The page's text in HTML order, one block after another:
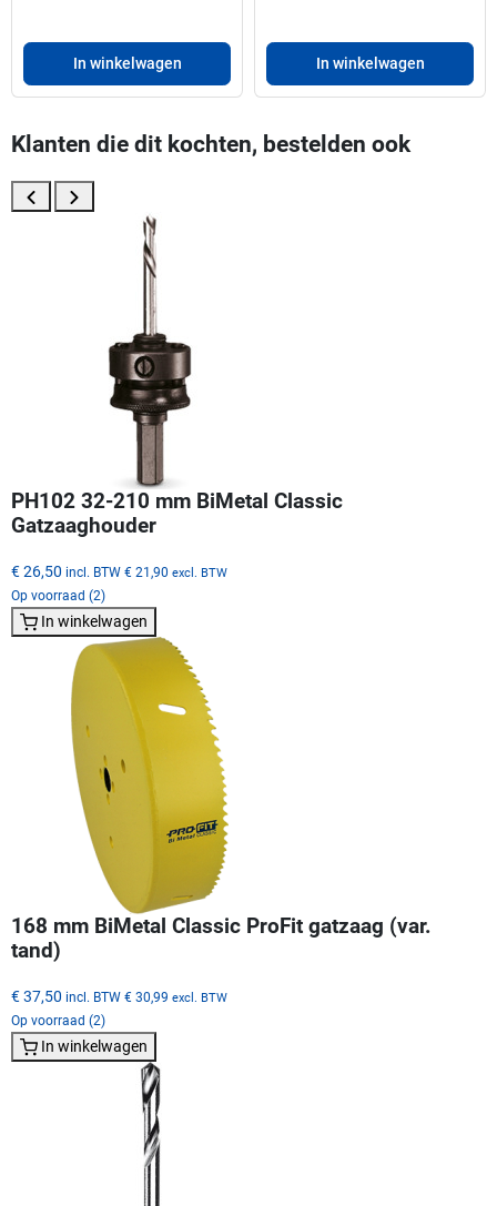
In winkelwagen In winkelwagen
Klanten die dit kochten, bestelden ook
PH102 32-210 mm BiMetal Classic
Gatzaaghouder
€ 26,50 incl. BTW € 21,90 excl. BTW
Op voorraad (2)
In winkelwagen
168 mm BiMetal Classic ProFit gatzaag (var.
tand)
€ 37,50 incl. BTW € 30,99 excl. BTW
Op voorraad (2)
In winkelwagen